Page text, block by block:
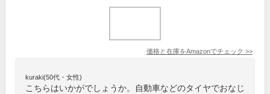
価格と在庫をAmazonでチェック >>
kuraki(50代・女性)
こちらはいかがでしょうか。自動車などのタイヤでおなじ